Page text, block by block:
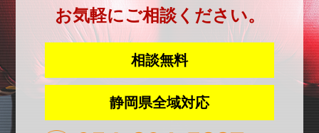
お気軽にご相談ください。
相談無料
静岡県全域対応